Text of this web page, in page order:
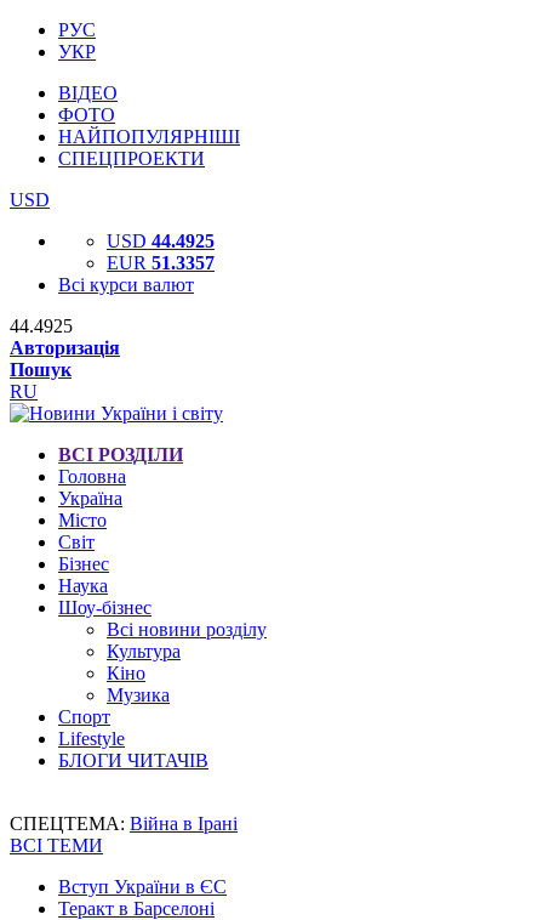
РУС
УКР
ВІДЕО
ФОТО
НАЙПОПУЛЯРНІШІ
СПЕЦПРОЕКТИ
USD
USD 44.4925
EUR 51.3357
Всі курси валют
44.4925
Авторизація
Пошук
RU
ВСІ РОЗДІЛИ
Головна
Україна
Місто
Світ
Бізнес
Наука
Шоу-бізнес
Всі новини розділу
Культура
Кіно
Музика
Спорт
Lifestyle
БЛОГИ ЧИТАЧІВ
СПЕЦТЕМА: Війна в Ірані
ВСІ ТЕМИ
Вступ України в ЄС
Теракт в Барселоні